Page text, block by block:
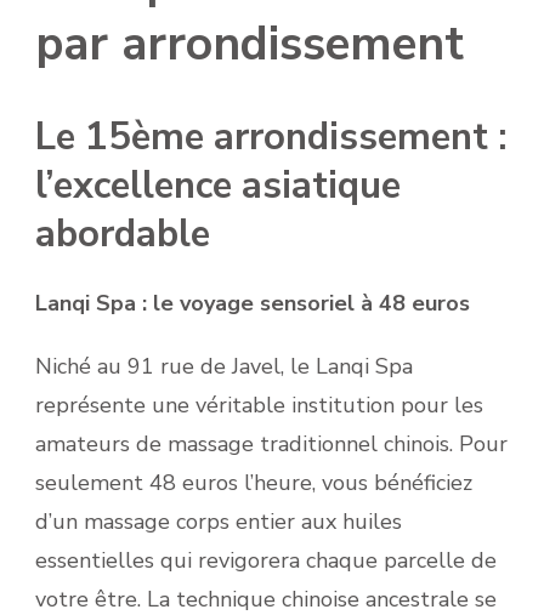
par arrondissement
Le 15ème arrondissement :
l’excellence asiatique
abordable
Lanqi Spa : le voyage sensoriel à 48 euros
Niché au 91 rue de Javel, le Lanqi Spa
représente une véritable institution pour les
amateurs de massage traditionnel chinois. Pour
seulement 48 euros l’heure, vous bénéficiez
d’un massage corps entier aux huiles
essentielles qui revigorera chaque parcelle de
votre être. La technique chinoise ancestrale se